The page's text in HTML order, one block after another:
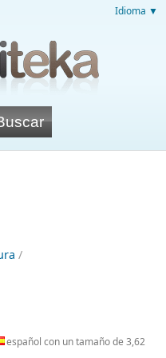
Idioma ▼
/
español con un tamaño de 3,62